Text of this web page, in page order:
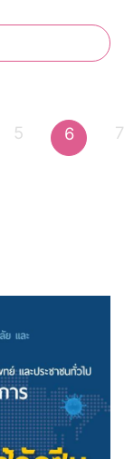
5 6 7